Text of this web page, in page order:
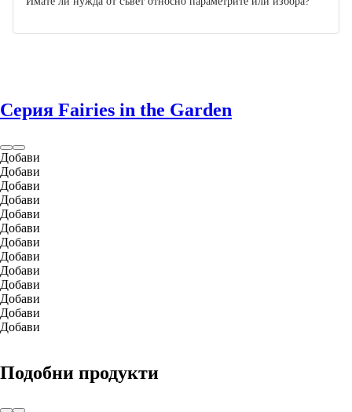
Серия Fairies in the Garden
Добави
Добави
Добави
Добави
Добави
Добави
Добави
Добави
Добави
Добави
Добави
Добави
Добави
Подобни продукти